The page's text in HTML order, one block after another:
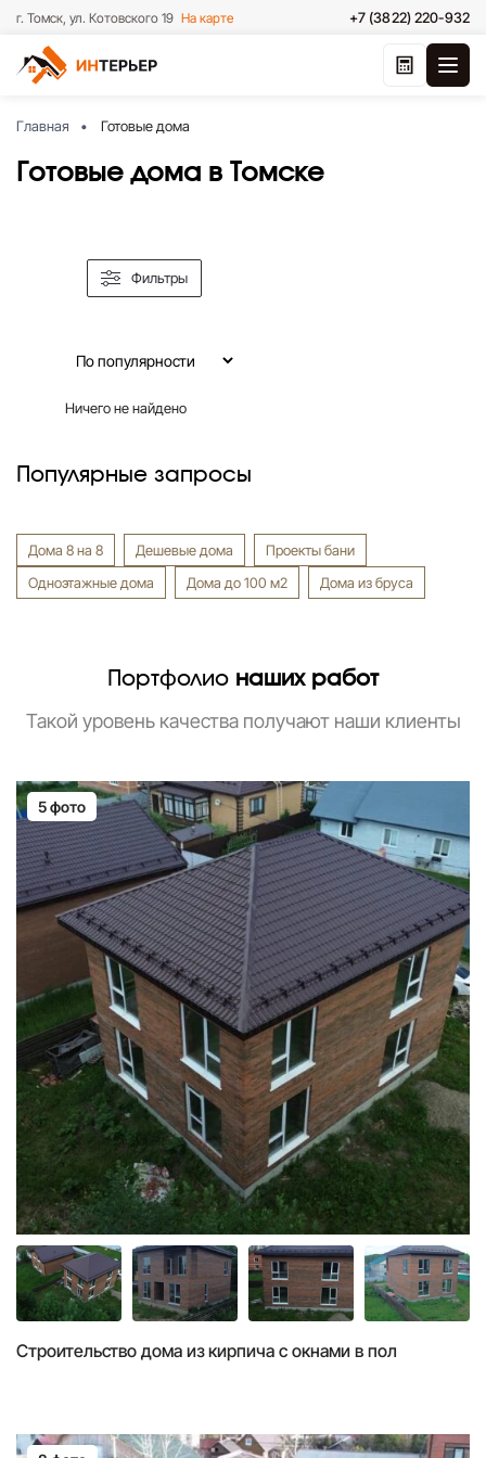
г. Томск, ул. Котовского 19 На карте +7 (3822) 220-932
Главная Готовые дома
Готовые дома в Томске
Фильтры
Ничего не найдено
Популярные запросы
Дома 8 на 8 Дешевые дома
Проекты бани
Одноэтажные дома
Дома до 100 м2 Дома из бруса
Портфолио наших работ
Такой уровень качества получают наши клиенты
5
Строительство дома из кирпича с окнами в пол